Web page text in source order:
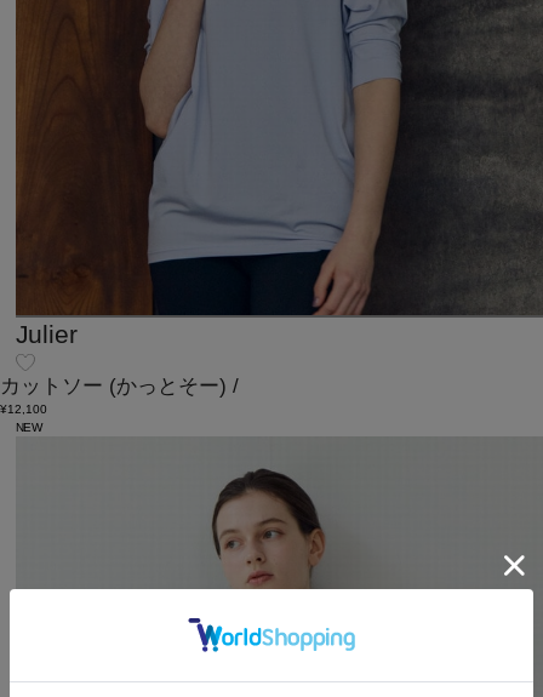
Julier
カットソー (かっとそー) /
¥12,100
NEW